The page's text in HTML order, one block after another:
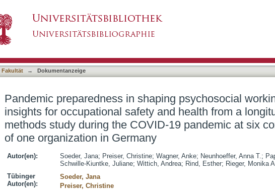
shaping psychosocial working conditions - insights for
mixed-methods study during the COVID-19
in Germany
Fakultät → Dokumentanzeige
Pandemic preparedness in shaping psychosocial
insights for occupational safety and health from a
methods study during the COVID-19 pandemic at six
of one organization in Germany
Autor(en): Soeder, Jana; Preiser, Christine; Wagner, Anke; Neunhoeffer, Anna T.;
Schwille-Kiuntke, Juliane; Wittich, Andrea; Rind, Esther; Rieger, Monika
Tübinger
Autor(en):
Soeder, Jana
Preiser, Christine